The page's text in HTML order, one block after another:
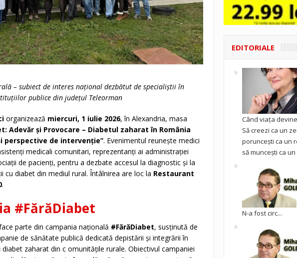
– subiect de interes național dezbătut de specialiștii în
publice din județul Teleorman
organizează miercuri, 1 iulie 2026, în Alexandria, masa
Adevăr și Provocare – Diabetul zaharat în România
perspective de intervenție”. Evenimentul reunește medici
medicali comunitari, reprezentanți ai administrației
de pacienți, pentru a dezbate accesul la diagnostic și la
cu diabet din mediul rural. Întâlnirea are loc la Restaurant
.
#FărăDiabet
parte din campania națională #FărăDiabet, susținută de
de sănătate publică dedicată depistării și integrării în
zaharat din c omunitățile rurale. Obiectivul campaniei
EDITORIALE
Când viața
Să creezi ca un
poruncești ca un
să muncești ca un
N-a fost circ...